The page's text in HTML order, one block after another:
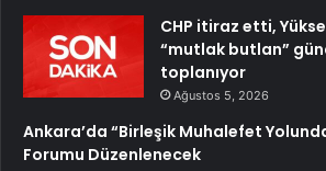
CHP itiraz etti,
“mutlak butlan”
toplanıyor
Ağustos 5, 2026
Ankara’da “Birleşik Muhalefet
Forumu Düzenlenecek